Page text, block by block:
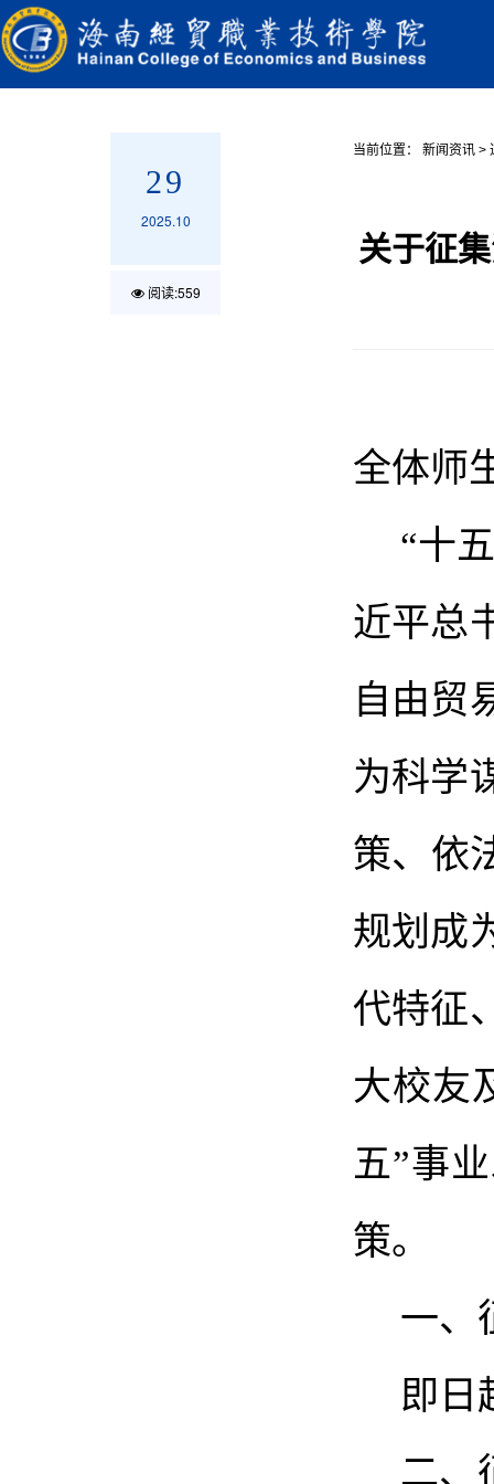
29
2025.10
阅读:559
当前位置： 新闻资讯 >
关于征
全体师
“十
近平总
自由贸
为科学
策、依
规划成
代特征
大校友
五”事
策。
一、
即日
二、